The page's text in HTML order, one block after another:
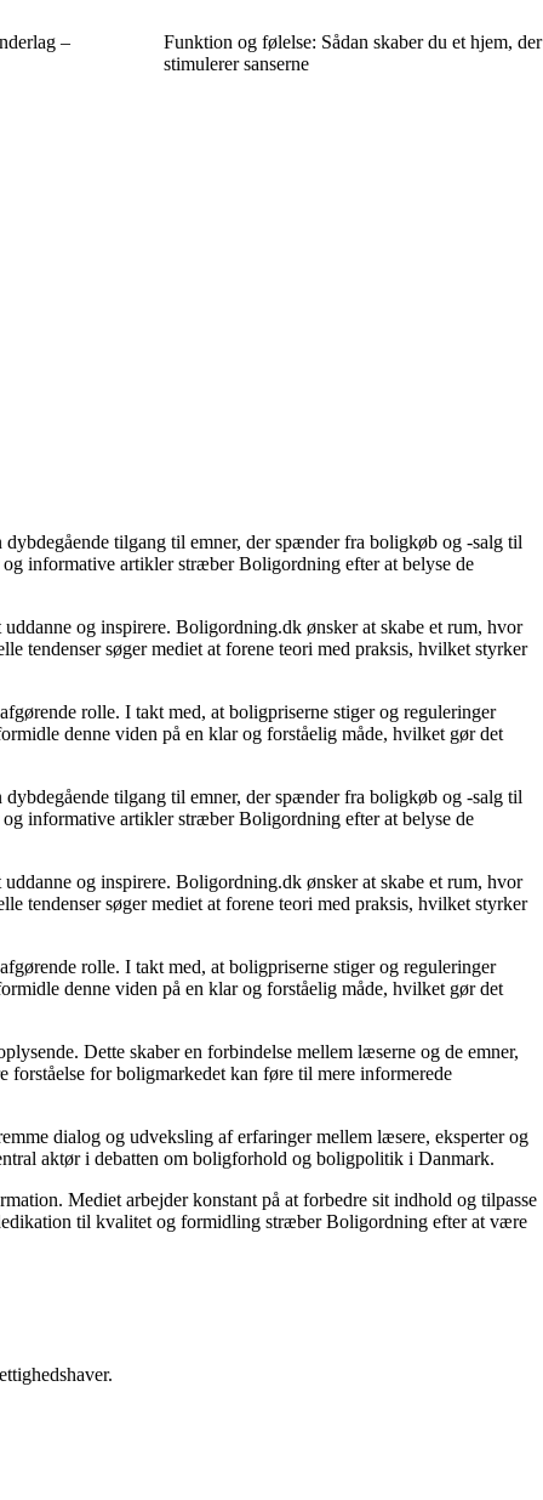
–
Funktion og følelse: Sådan skaber du et hjem, der
stimulerer sanserne
tilgang til emner, der spænder fra boligkøb og -salg til
informative artikler stræber Boligordning efter at belyse de
og inspirere. Boligordning.dk ønsker at skabe et rum, hvor
tendenser søger mediet at forene teori med praksis, hvilket styrker
rolle. I takt med, at boligpriserne stiger og reguleringer
denne viden på en klar og forståelig måde, hvilket gør det
tilgang til emner, der spænder fra boligkøb og -salg til
informative artikler stræber Boligordning efter at belyse de
og inspirere. Boligordning.dk ønsker at skabe et rum, hvor
tendenser søger mediet at forene teori med praksis, hvilket styrker
rolle. I takt med, at boligpriserne stiger og reguleringer
denne viden på en klar og forståelig måde, hvilket gør det
Dette skaber en forbindelse mellem læserne og de emner,
forståelse for boligmarkedet kan føre til mere informerede
dialog og udveksling af erfaringer mellem læsere, eksperter og
aktør i debatten om boligforhold og boligpolitik i Danmark.
Mediet arbejder konstant på at forbedre sit indhold og tilpasse
til kvalitet og formidling stræber Boligordning efter at være